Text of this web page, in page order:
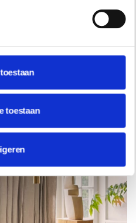
toestaan
van Laura Gonzalez
die telkens weer blijft